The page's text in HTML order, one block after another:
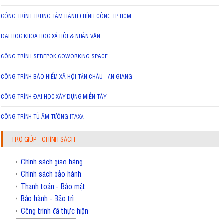
CÔNG TRÌNH TRUNG TÂM HÀNH CHÍNH CÔNG TP.HCM
ĐẠI HỌC KHOA HỌC XÃ HỘI & NHÂN VĂN
CÔNG TRÌNH SEREPOK COWORKING SPACE
CÔNG TRÌNH BẢO HIỂM XÃ HỘI TÂN CHÂU - AN GIANG
CÔNG TRÌNH ĐẠI HỌC XÂY DỰNG MIỀN TÂY
CÔNG TRÌNH TỦ ÂM TƯỜNG ITAXA
TRỢ GIÚP - CHÍNH SÁCH
Chính sách giao hàng
Chính sách bảo hành
Thanh toán - Bảo mật
Bảo hành - Bảo trì
Công trình đã thực hiện